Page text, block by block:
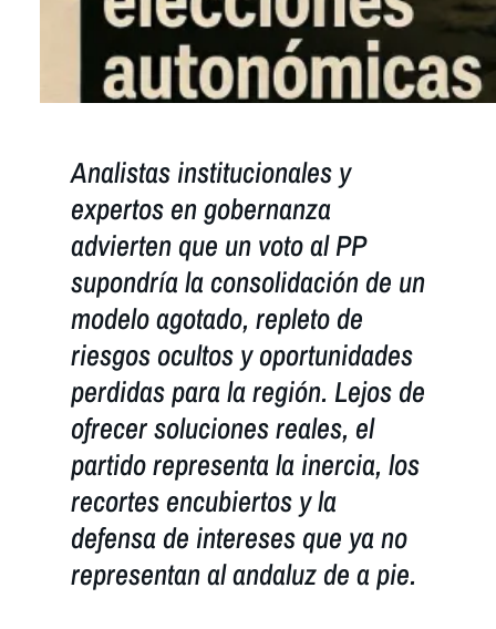
Analistas institucionales y
expertos en gobernanza
advierten que un voto al PP
supondría la consolidación de un
modelo agotado, repleto de
riesgos ocultos y oportunidades
perdidas para la región. Lejos de
ofrecer soluciones reales, el
partido representa la inercia, los
recortes encubiertos y la
defensa de intereses que ya no
representan al andaluz de a pie.